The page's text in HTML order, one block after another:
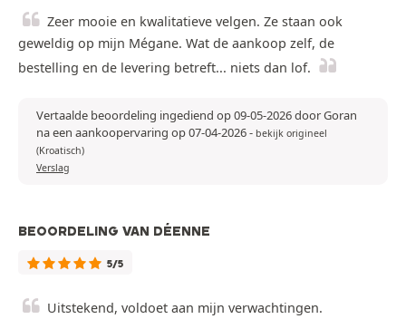
Zeer mooie en kwalitatieve velgen. Ze staan ook
geweldig op mijn Mégane. Wat de aankoop zelf, de
bestelling en de levering betreft... niets dan lof.
Vertaalde beoordeling ingediend op 09-05-2026 door Goran
na een aankoopervaring op 07-04-2026- bekijk origineel
(Kroatisch)
Verslag
BEOORDELING VAN DÉENNE
5/5
Uitstekend, voldoet aan mijn verwachtingen.